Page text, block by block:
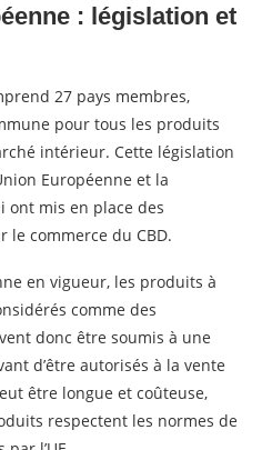
: législation et
27 pays membres,
pour tous les produits
intérieur. Cette législation
Européenne et la
ont mis en place des
le commerce du CBD.
en vigueur, les produits à
comme des
donc être soumis à une
d’être autorisés à la vente
être longue et coûteuse,
respectent les normes de